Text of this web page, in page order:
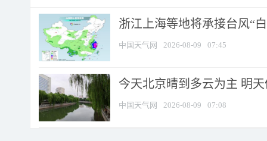
浙江上海等地将承接台风“
中国天气网 2026-08-09 07:45
今天北京晴到多云为主 明
中国天气网 2026-08-09 07:08